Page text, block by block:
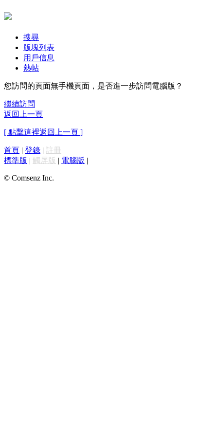
搜尋
版塊列表
用戶信息
熱帖
您訪問的頁面無手機頁面，是否進一步訪問電腦版？
繼續訪問
返回上一頁
[ 點擊這裡返回上一頁 ]
首頁 | 登錄 | 註冊
標準版 | 觸屏版 | 電腦版 |
© Comsenz Inc.